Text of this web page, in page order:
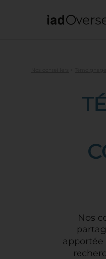
IAD Overseas
Nos
apportée